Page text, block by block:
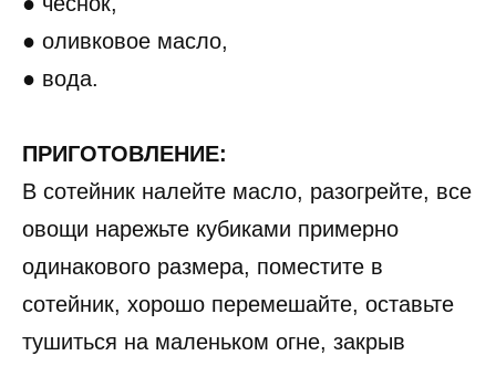
● оливковое масло,
● вода.
ПРИГОТОВЛЕНИЕ:
В сотейник налейте масло, разогрейте, все
овощи нарежьте кубиками примерно
одинакового размера, поместите в
сотейник, хорошо перемешайте, оставьте
тушиться на маленьком огне, закрыв